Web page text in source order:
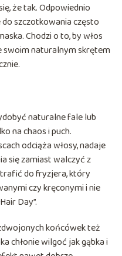
że tak. Odpowiednio
szczotkowania często
Chodzi o to, by włos
swoim naturalnym skrętem
naturalne fale lub
na chaos i puch.
odciąża włosy, nadaje
się zamiast walczyć z
trafić do fryzjera, który
czy kręconymi i nie
Day”.
końcówek też
chłonie wilgoć jak gąbka i